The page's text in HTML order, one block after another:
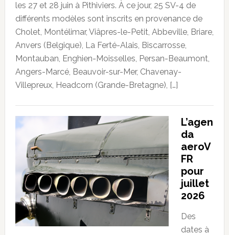
les 27 et 28 juin à Pithiviers. À ce jour, 25 SV-4 de
différents modèles sont inscrits en provenance de
Cholet, Montélimar, Viâpres-le-Petit, Abbeville, Briare,
Anvers (Belgique), La Ferté-Alais, Biscarrosse,
Montauban, Enghien-Moisselles, Persan-Beaumont,
Angers-Marcé, Beauvoir-sur-Mer, Chavenay-
Villepreux, Headcorn (Grande-Bretagne), […]
L’agen
da
aeroV
FR
pour
juillet
2026
Des
dates à